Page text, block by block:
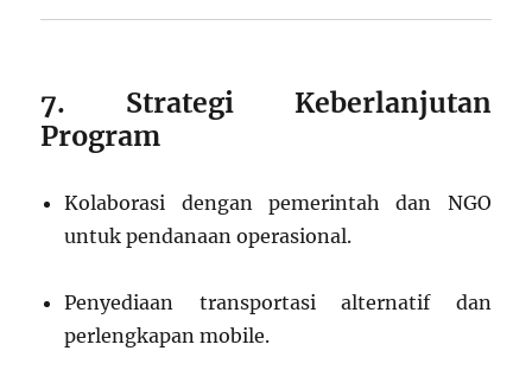
7. Strategi Keberlanjutan
Program
Kolaborasi dengan pemerintah dan NGO
untuk pendanaan operasional.
Penyediaan transportasi alternatif dan
perlengkapan mobile.